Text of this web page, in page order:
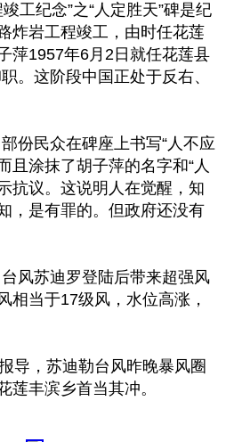
工纪念”之“人定胜天”碑是纪
炸岩工程竣工，由时任花莲
萍1957年6月2日就任花莲县
。这阶段中国正处于反右、
份民众在碑座上书写“人不应
且涂抹了胡子萍的名字和“人
抗议。这说明人在觉醒，知
，是有罪的。但政府还没有
风苏迪罗登陆后带来超强风
相当于17级风，水位高涨，
导，苏迪勒台风昨晚暴风圈
莲丰滨乡首当其冲。